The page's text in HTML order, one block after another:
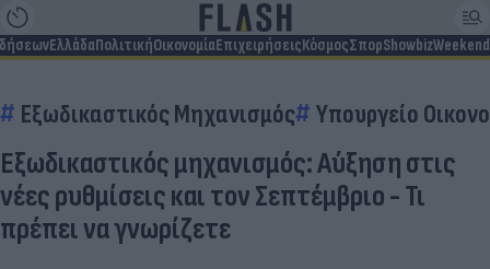
ΕλλάδαΠολιτικήΟικονομίαΕπιχειρήσειςΚόσμοςΣπορShowbizWeekend
Εξωδικαστικός Μηχανισμός Υπουργείο
Εξωδικαστικός μηχανισμός: Αύξηση στις
νέες ρυθμίσεις και τον Σεπτέμβριο - Τι
πρέπει να γνωρίζετε